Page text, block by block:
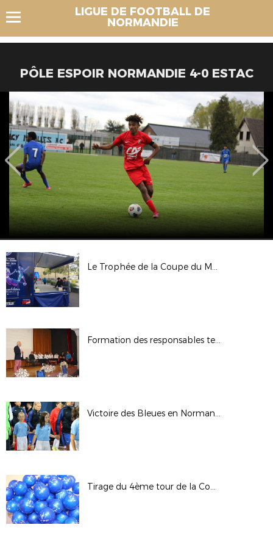
LIGUE DE FOOTBALL DE
NORMANDIE
PÔLE ESPOIR NORMANDIE 4-0 ESTAC
Le Trophée de la Coupe du Monde Féminine FIFA, France 2019 au Havre
Formation des responsables techniques et pédagogiques des Sections Sportives
Victoire des Bleues en Normandie
Tirage du 4ème tour de la Coupe de France - Saison 2017/2018